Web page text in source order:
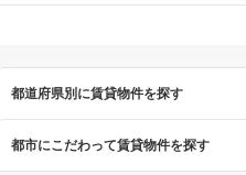
都道府県別に賃貸物件を探す
都市にこだわって賃貸物件を探す